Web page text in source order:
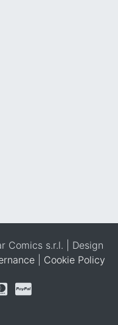
Comics s.r.l. | Design
Cookie Policy